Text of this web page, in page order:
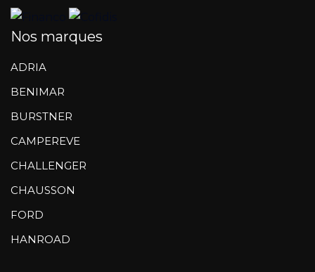
Nos marques
ADRIA
BENIMAR
BURSTNER
CAMPEREVE
CHALLENGER
CHAUSSON
FORD
HANROAD